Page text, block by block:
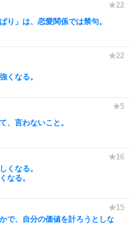
り」は、恋愛関係では禁句。
くなる。
、言わないこと。
くなる。
なる。
で、自分の価値を計ろうとしな